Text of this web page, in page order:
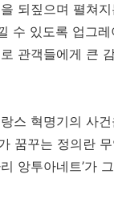
되짚으며 펼쳐
수 있도록 업그
관객들에게 큰
스 혁명기의 사
꿈꾸는 정의란
앙투아네트’가